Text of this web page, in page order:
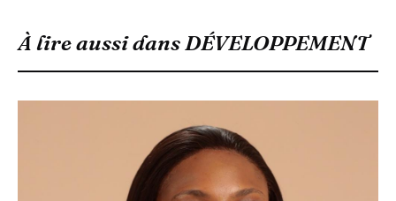
À lire aussi dans DÉVELOPPEMENT